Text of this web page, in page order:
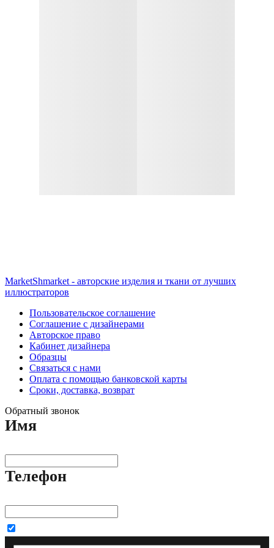
MarketShmarket - авторские изделия и ткани от лучших
иллюстраторов
Пользовательское соглашение
Соглашение с дизайнерами
Авторское право
Кабинет дизайнера
Образцы
Связаться с нами
Оплата с помощью банковской карты
Сроки, доставка, возврат
Обратный звонок
Имя
Телефон